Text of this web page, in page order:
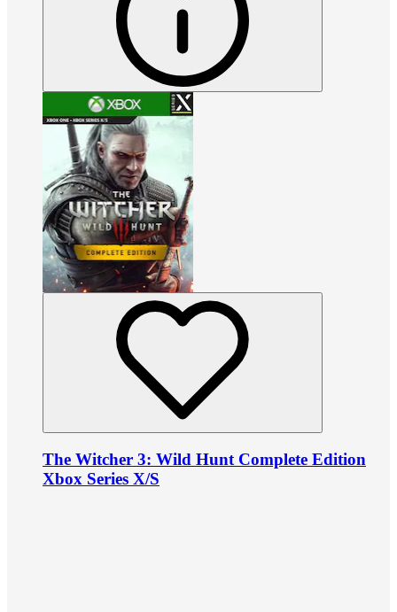
The Witcher 3: Wild Hunt Complete Edition
Xbox Series X/S